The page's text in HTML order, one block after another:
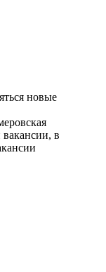
новые
в